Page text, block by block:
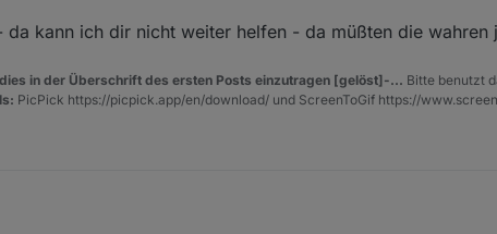
kann ich dir nicht weiter helfen - da müßten die wahren
in der Überschrift des ersten Posts einzutragen [gelöst]-... Bitte benutzt
PicPick https://picpick.app/en/download/ und ScreenToGif https://